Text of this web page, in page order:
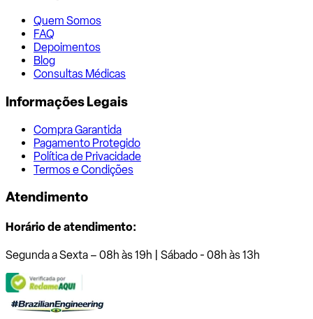
Quem Somos
FAQ
Depoimentos
Blog
Consultas Médicas
Informações Legais
Compra Garantida
Pagamento Protegido
Política de Privacidade
Termos e Condições
Atendimento
Horário de atendimento:
Segunda a Sexta – 08h às 19h | Sábado - 08h às 13h